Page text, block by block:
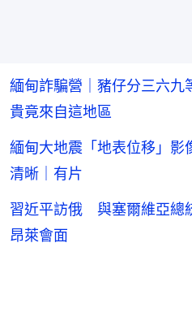
緬甸詐騙營｜豬仔分三六
貴竟來自這地區
緬甸大地震「地表位移」
清晰｜有片
習近平訪俄 與塞爾維亞總
昂萊會面